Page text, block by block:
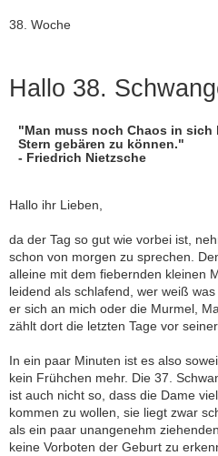
38. Woche
Hallo 38.
"Man muss noch Chaos in sich
Stern gebären zu können."
- Friedrich Nietzsche
Hallo ihr Lieben,
da der Tag so gut wie vorbei ist,
schon von morgen zu sprechen.
alleine mit dem fiebernden kleinen
leidend als schlafend, wer weiß
er sich an mich oder die Murmel,
zählt dort die letzten Tage vor
In ein paar Minuten ist es also
kein Frühchen mehr. Die 37.
ist auch nicht so, dass die Dame
kommen zu wollen, sie liegt zwar
als ein paar unangenehm
keine Vorboten der Geburt zu